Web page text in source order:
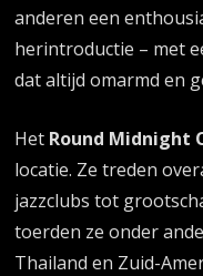
anderen een
herintroductie – met
dat altijd omarmd en
Het Round Midnight
locatie. Ze treden
jazzclubs tot
toerden ze onder
Thailand en Zuid-